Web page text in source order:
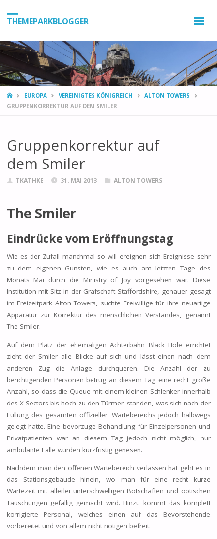
THEMEPARKBLOGGER
HOMEEUROPA VEREINIGTES KÖNIGREICH
ALTON TOWERS
GRUPPENKORREKTUR AUF DEM SMILER
Gruppenkorrektur auf
dem Smiler
TKATHKE 31. MAI 2013 ALTON TOWERS
The Smiler
Eindrücke vom Eröffnungstag
Wie es der Zufall manchmal so will ereignen sich Ereignisse sehr
zu dem eigenen Gunsten, wie es auch am letzten Tage des
Monats Mai durch die Ministry of Joy vorgesehen war. Diese
Institution mit Sitz in der Grafschaft Staffordshire, genauer gesagt
im Freizeitpark Alton Towers, suchte Freiwillige für ihre neuartige
Apparatur zur Korrektur des menschlichen Verstandes, genannt
The Smiler.
Auf dem Platz der ehemaligen Achterbahn Black Hole errichtet
zieht der Smiler alle Blicke auf sich und lässt einen nach dem
anderen Zug die Anlage durchqueren. Die Anzahl der zu
berichtigenden Personen betrug an diesem Tag eine recht große
Anzahl, so dass die Queue mit einem kleinen Schlenker innerhalb
des X-Sectors bis hoch zu den Türmen standen, was sich nach der
Füllung des gesamten offiziellen Wartebereichs jedoch halbwegs
gelegt hatte. Eine bevorzuge Behandlung für Einzelpersonen und
Privatpatienten war an diesem Tag jedoch nicht möglich, nur
ambulante Fälle wurden kurzfristig genesen.
Nachdem man den offenen Wartebereich verlassen hat geht es in
das Stationsgebäude hinein, wo man für eine recht kurze
Wartezeit mit allerlei unterschwelligen Botschaften und optischen
Täuschungen gefällig gemacht wird. Hinzu kommt das komplett
korrigierte Personal, welches einen auf das Bevorstehende
vorbereitet und von allem nicht nötigen befreit.